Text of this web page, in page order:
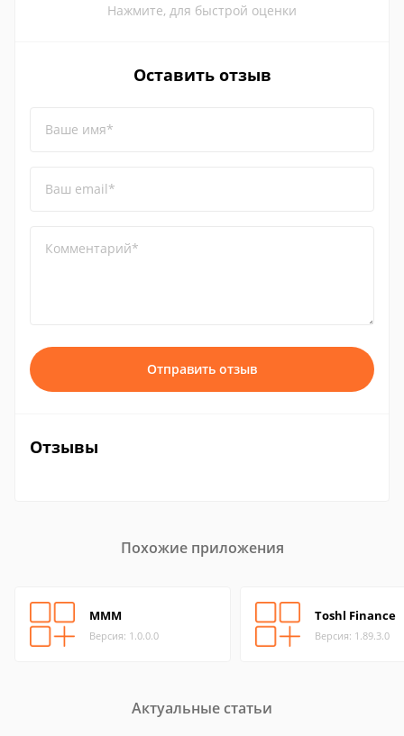
Нажмите, для быстрой оценки
Оставить отзыв
Ваше имя*
Ваш email*
Комментарий*
Отправить отзыв
Отзывы
Похожие приложения
МММ
Версия: 1.0.0.0
Toshl Finance
Версия: 1.89.3.0
Актуальные статьи